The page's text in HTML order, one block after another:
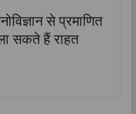
से प्रमाणित
सकते हैं राहत